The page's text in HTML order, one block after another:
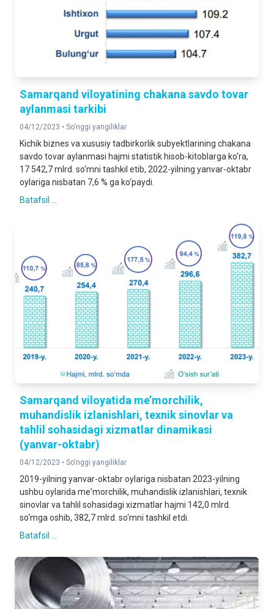
Samarqand viloyatining chakana savdo tovar
aylanmasi tarkibi
04/12/2023 • So‘nggi yangiliklar
Kichik biznes va xususiy tadbirkorlik subyektlarining chakana
savdo tovar aylanmasi hajmi statistik hisob-kitoblarga ko‘ra,
17 542,7 mlrd. so‘mni tashkil etib, 2022-yilning yanvar-oktabr
oylariga nisbatan 7,6 % ga ko‘paydi.
Batafsil ...
Samarqand viloyatida me’morchilik,
muhandislik izlanishlari, texnik sinovlar va
tahlil sohasidagi xizmatlar dinamikasi
(yanvar-oktabr)
04/12/2023 • So‘nggi yangiliklar
2019-yilning yanvar-oktabr oylariga nisbatan 2023-yilning
ushbu oylarida meʼmorchilik, muhandislik izlanishlari, texnik
sinovlar va tahlil sohasidagi xizmatlar hajmi 142,0 mlrd.
so‘mga oshib, 382,7 mlrd. so‘mni tashkil etdi.
Batafsil ...